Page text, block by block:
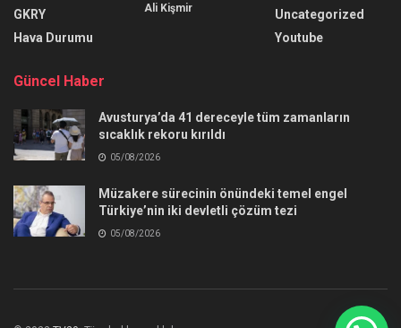
GKRY
Hava Durumu
Ali Kişmir
Uncategorized
Youtube
Güncel Haber
Avusturya’da 41 dereceyle tüm zamanların
sıcaklık rekoru kırıldı
05/08/2026
Müzakere sürecinin önündeki temel engel
Türkiye’nin iki devletli çözüm tezi
05/08/2026